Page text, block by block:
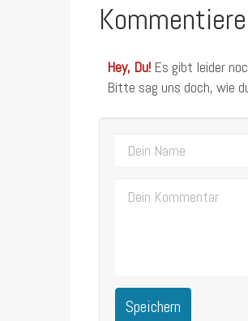
Hey, Du! Es gibt leider
Bitte sag uns doch, wie
Speichern